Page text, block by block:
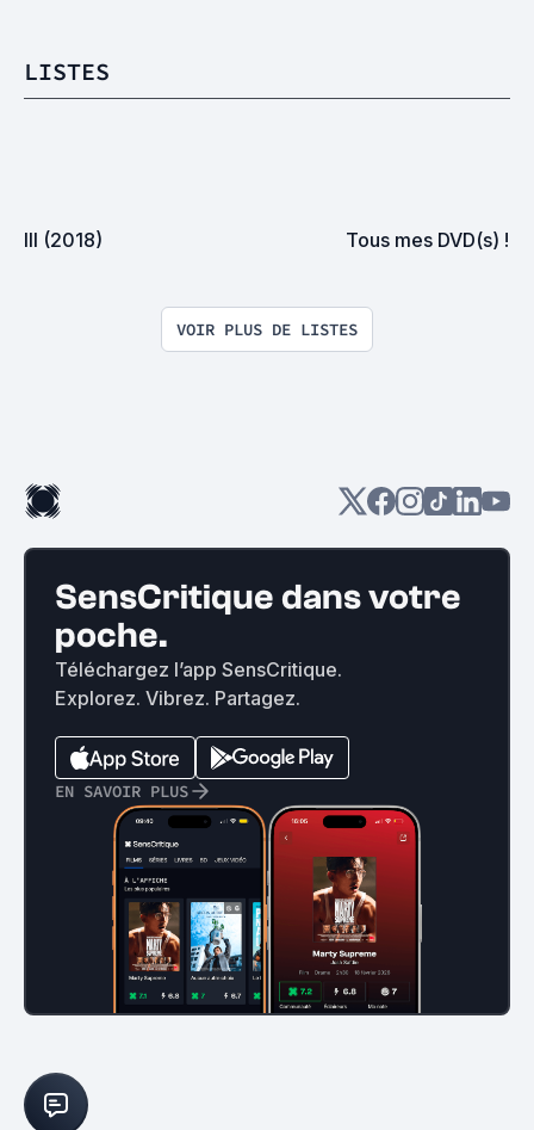
LISTES
lll (2018) Tous mes DVD(s) !
VOIR PLUS DE LISTES
SensCritique dans votre
poche.
Téléchargez l’app SensCritique.
Explorez. Vibrez. Partagez.
EN SAVOIR PLUS